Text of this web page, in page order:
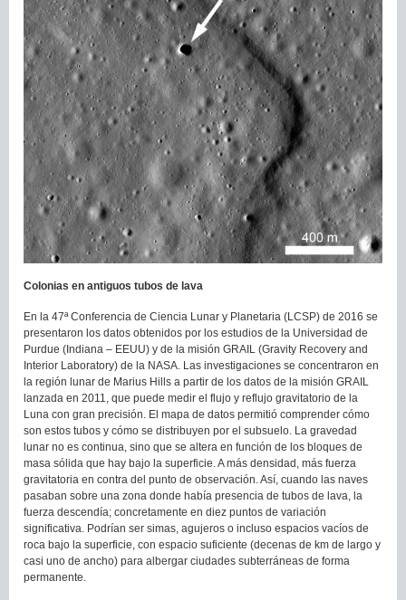
Colonias en antiguos tubos de lava
En la 47ª Conferencia de Ciencia Lunar y Planetaria (LCSP) de 2016 se
presentaron los datos obtenidos por los estudios de la Universidad de
Purdue (Indiana – EEUU) y de la misión GRAIL (Gravity Recovery and
Interior Laboratory) de la NASA. Las investigaciones se concentraron en
la región lunar de Marius Hills a partir de los datos de la misión GRAIL
lanzada en 2011, que puede medir el flujo y reflujo gravitatorio de la
Luna con gran precisión. El mapa de datos permitió comprender cómo
son estos tubos y cómo se distribuyen por el subsuelo. La gravedad
lunar no es continua, sino que se altera en función de los bloques de
masa sólida que hay bajo la superficie. A más densidad, más fuerza
gravitatoria en contra del punto de observación. Así, cuando las naves
pasaban sobre una zona donde había presencia de tubos de lava, la
fuerza descendía; concretamente en diez puntos de variación
significativa. Podrían ser simas, agujeros o incluso espacios vacíos de
roca bajo la superficie, con espacio suficiente (decenas de km de largo y
casi uno de ancho) para albergar ciudades subterráneas de forma
permanente.